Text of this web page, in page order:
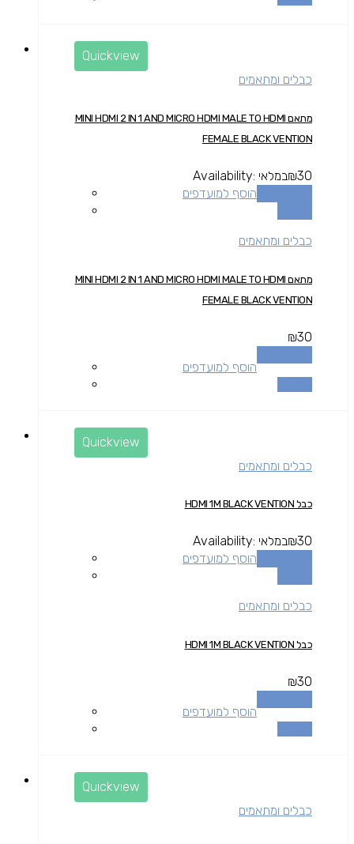
Quickview
כבלים ומתאמים
מתאם MINI HDMI 2 IN 1 AND MICRO HDMI MALE TO HDMI
FEMALE BLACK VENTION
₪30
Availability: במלאי
הוסף למועדפים
כבלים ומתאמים
מתאם MINI HDMI 2 IN 1 AND MICRO HDMI MALE TO HDMI
FEMALE BLACK VENTION
₪30
הוסף למועדפים
Quickview
כבלים ומתאמים
כבל HDMI 1M BLACK VENTION
₪30
Availability: במלאי
הוסף למועדפים
כבלים ומתאמים
כבל HDMI 1M BLACK VENTION
₪30
הוסף למועדפים
Quickview
כבלים ומתאמים